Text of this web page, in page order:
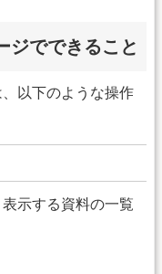
ジでできること
以下のような操作
示する資料の一覧